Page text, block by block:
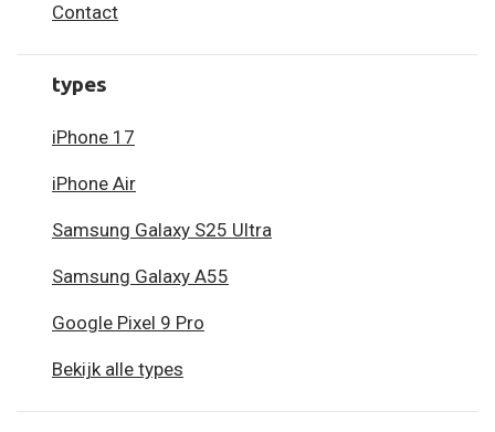
Contact
types
iPhone 17
iPhone Air
Samsung Galaxy S25 Ultra
Samsung Galaxy A55
Google Pixel 9 Pro
Bekijk alle types